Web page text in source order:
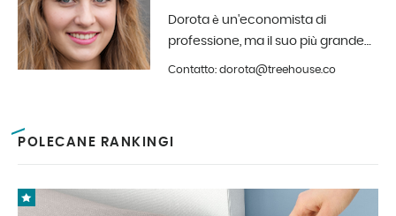
Dorota è un'economista di
professione, ma il suo più grande
hobby è la fotografia e il design
Contatto: dorota@treehouse.co
POLECANE RANKINGI